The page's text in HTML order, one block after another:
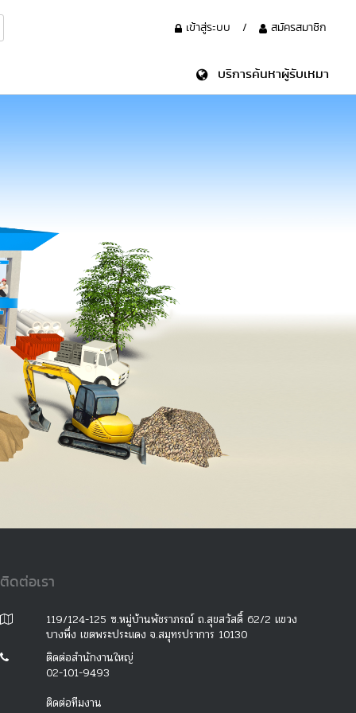
เข้าสู่ระบบ / สมัครสมาชิก
บริการค้นหาผู้รับเหมา
ติดต่อเรา
119/124-125 ซ.หมู่บ้านพัชราภรณ์ ถ.สุขสวัสดิ์ 62/2 แขวง
บางพึ่ง เขตพระประแดง จ.สมุทรปราการ 10130
ติดต่อสำนักงานใหญ่
02-101-9493
ติดต่อทีมงาน